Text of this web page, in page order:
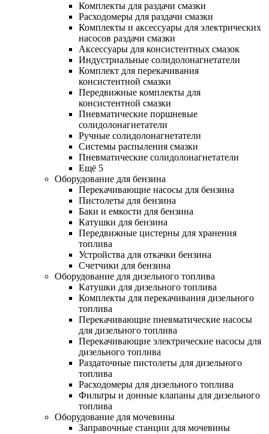
Комплекты для раздачи смазки
Расходомеры для раздачи смазки
Комплекты и аксессуары для электрических
насосов раздачи смазки
Аксессуары для консистентных смазок
Индустриальные солидолонагнетатели
Комплект для перекачивания
консистентной смазки
Передвижные комплекты для
консистентной смазки
Пневматические поршневые
солидолонагнетатели
Ручные солидолонагнетатели
Системы распыления смазки
Пневматические солидолонагнетатели
Ещё 5
Оборудование для бензина
Перекачивающие насосы для бензина
Пистолеты для бензина
Баки и емкости для бензина
Катушки для бензина
Передвижные цистерны для хранения
топлива
Устройства для откачки бензина
Счетчики для бензина
Оборудование для дизельного топлива
Катушки для дизельного топлива
Комплекты для перекачивания дизельного
топлива
Перекачивающие пневматические насосы
для дизельного топлива
Перекачивающие электрические насосы для
дизельного топлива
Раздаточные пистолеты для дизельного
топлива
Расходомеры для дизельного топлива
Фильтры и донные клапаны для дизельного
топлива
Оборудование для мочевины
Заправочные станции для мочевины